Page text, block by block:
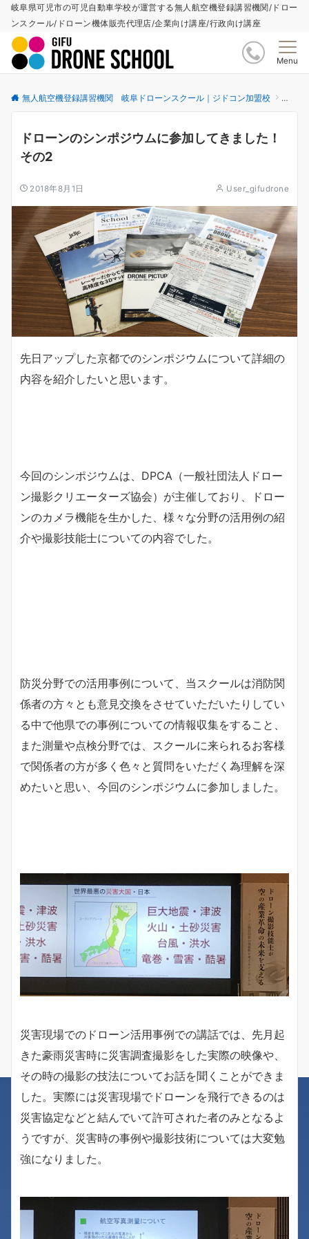
岐阜県可児市の可児自動車学校が運営する無人航空機登録講習機関/ドロー
ンスクール/ドローン機体販売代理店/企業向け講座/行政向け講座
Menu
無人航空機登録講習機関 岐阜ドローンスクール｜ジドコン加盟校 更新
ドローンのシンポジウムに参加してきました！
その2
2018年8月1日 User_gifudrone
先日アップした京都でのシンポジウムについて詳細の
内容を紹介したいと思います。
今回のシンポジウムは、DPCA（一般社団法人ドロー
ン撮影クリエーターズ協会）が主催しており、ドロー
ンのカメラ機能を生かした、様々な分野の活用例の紹
介や撮影技能士についての内容でした。
防災分野での活用事例について、当スクールは消防関
係者の方々とも意見交換をさせていただいたりしてい
る中で他県での事例についての情報収集をすること、
また測量や点検分野では、スクールに来られるお客様
で関係者の方が多く色々と質問をいただく為理解を深
めたいと思い、今回のシンポジウムに参加しました。
災害現場でのドローン活用事例での講話では、先月起
きた豪雨災害時に災害調査撮影をした実際の映像や、
その時の撮影の技法についてお話を聞くことができま
した。実際には災害現場でドローンを飛行できるのは
災害協定などと結んでいて許可された者のみとなるよ
うですが、災害時の事例や撮影技術については大変勉
強になりました。